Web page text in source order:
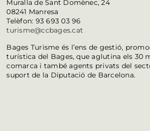
Muralla de Sant Domènec, 24
08241 Manresa
Telèfon: 93 693 03 96
turisme@ccbages.cat
Bages Turisme és l’ens de gestió,
turística del Bages, que aglutina els 30
comarca i també agents privats del
suport de la Diputació de Barcelona.